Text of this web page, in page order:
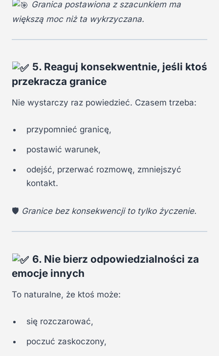
Granica postawiona z szacunkiem ma
większą moc niż ta wykrzyczana.
5. Reaguj konsekwentnie, jeśli ktoś
przekracza granice
Nie wystarczy raz powiedzieć. Czasem trzeba:
przypomnieć granicę,
postawić warunek,
odejść, przerwać rozmowę, zmniejszyć
kontakt.
🛡 Granice bez konsekwencji to tylko życzenie.
6. Nie bierz odpowiedzialności za
emocje innych
To naturalne, że ktoś może:
się rozczarować,
poczuć zaskoczony,